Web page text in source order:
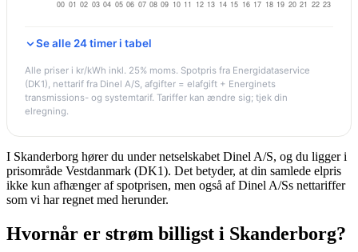
Se alle 24 timer i tabel
Alle priser i kr/kWh inkl. 25% moms. Spotpris fra Energidataservice
(DK1), nettarif fra Dinel A/S, afgifter = elafgift + Energinets
transmissions- og systemtarif. Tariffer kan ændre sig; tjek din
elregning.
I Skanderborg hører du under netselskabet Dinel A/S, og du ligger i
prisområde Vestdanmark (DK1). Det betyder, at din samlede elpris
ikke kun afhænger af spotprisen, men også af Dinel A/Ss nettariffer
som vi har regnet med herunder.
Hvornår er strøm billigst i Skanderborg?